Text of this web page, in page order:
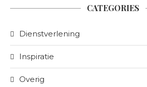
CATEGORIES
Dienstverlening
Inspiratie
Overig